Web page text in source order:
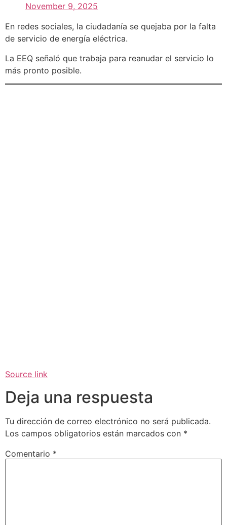
November 9, 2025
En redes sociales, la ciudadanía se quejaba por la falta
de servicio de energía eléctrica.
La EEQ señaló que trabaja para reanudar el servicio lo
más pronto posible.
Source link
Deja una respuesta
Tu dirección de correo electrónico no será publicada.
Los campos obligatorios están marcados con *
Comentario *